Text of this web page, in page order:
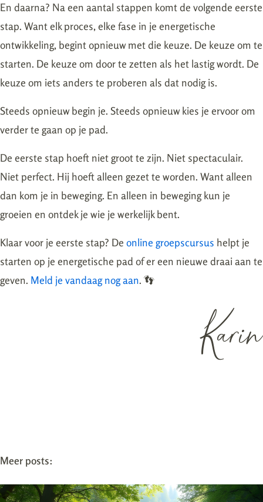
En daarna? Na een aantal stappen komt de volgende eerste
stap. Want elk proces, elke fase in je energetische
ontwikkeling, begint opnieuw met die keuze. De keuze om te
starten. De keuze om door te zetten als het lastig wordt. De
keuze om iets anders te proberen als dat nodig is.
Steeds opnieuw begin je. Steeds opnieuw kies je ervoor om
verder te gaan op je pad.
De eerste stap hoeft niet groot te zijn. Niet spectaculair.
Niet perfect. Hij hoeft alleen gezet te worden. Want alleen
dan kom je in beweging. En alleen in beweging kun je
groeien en ontdek je wie je werkelijk bent.
Klaar voor je eerste stap? De online groepscursus helpt je
starten op je energetische pad of er een nieuwe draai aan te
geven. Meld je vandaag nog aan. 👣
Karin
Meer posts: